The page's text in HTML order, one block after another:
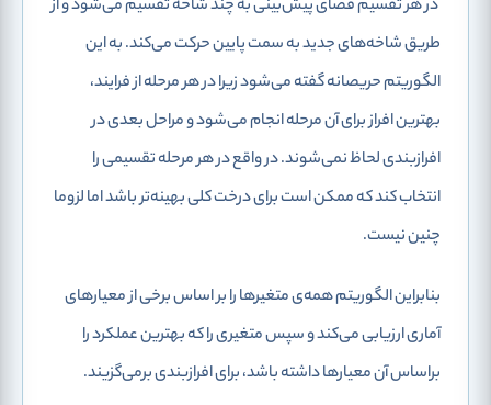
در هر تقسیم فضای پیش‌بینی به چند شاخه تقسیم می‌شود و از
طریق شاخه‌های جدید به سمت پایین حرکت می‌کند. به این
الگوریتم حریصانه گفته می‌شود زیرا در هر مرحله از فرایند،
بهترین افراز برای آن مرحله انجام می‌شود و مراحل بعدی در
افرازبندی لحاظ نمی‌شوند. در واقع در هر مرحله تقسیمی را
انتخاب کند که ممکن است برای درخت کلی بهینه‌تر باشد اما لزوما
چنین نیست.
بنابراین الگوریتم همه‌ی متغیرها را بر اساس برخی از معیارهای
آماری ارزیابی می‌کند و سپس متغیری را که بهترین عملکرد را
براساس آن معیارها داشته باشد، برای افرازبندی برمی‌گزیند.